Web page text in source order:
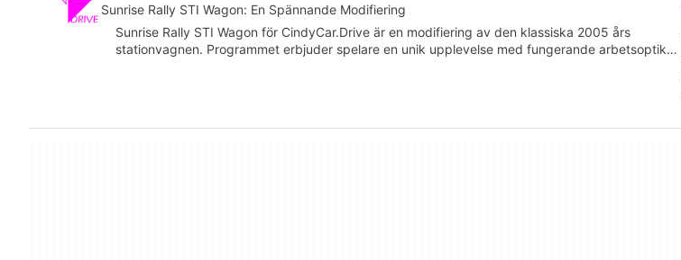
Sunrise Rally STI Wagon: En Spännande Modifiering
Sunrise Rally STI Wagon för CindyCar.Drive är en modifiering av den klassiska 2005 års
stationvagnen. Programmet erbjuder spelare en unik upplevelse med fungerande arbetsoptik…